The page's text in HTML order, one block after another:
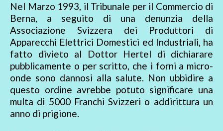
Nel Marzo 1993, il Tribunale per il Commercio di
Berna, a seguito di una denunzia della
Associazione Svizzera dei Produttori di
Apparecchi Elettrici Domestici ed Industriali, ha
fatto divieto al Dottor Hertel di dichiarare
pubblicamente o per scritto, che i forni a micro-
onde sono dannosi alla salute. Non ubbidire a
questo ordine avrebbe potuto significare una
multa di 5000 Franchi Svizzeri o addirittura un
anno di prigione.